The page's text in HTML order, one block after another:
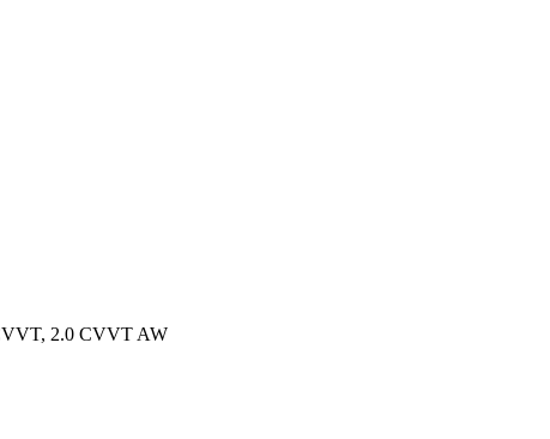
2.0 CVVT AW